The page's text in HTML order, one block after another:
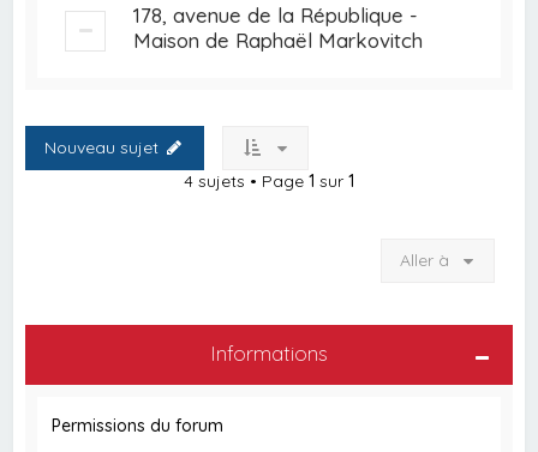
178, avenue de la République -
Maison de Raphaël Markovitch
Nouveau sujet
4 sujets • Page 1 sur 1
Aller à
Informations
Permissions du forum